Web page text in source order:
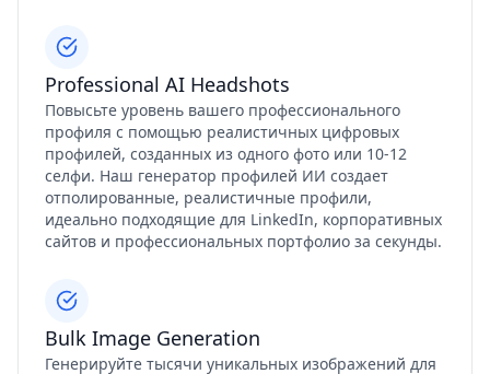
Professional AI Headshots
Повысьте уровень вашего профессионального
профиля с помощью реалистичных цифровых
профилей, созданных из одного фото или 10-12
селфи. Наш генератор профилей ИИ создает
отполированные, реалистичные профили,
идеально подходящие для LinkedIn, корпоративных
сайтов и профессиональных портфолио за секунды.
Bulk Image Generation
Генерируйте тысячи уникальных изображений для